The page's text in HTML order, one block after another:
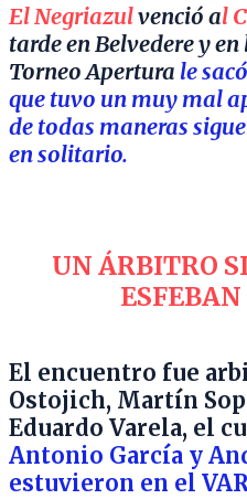
El Negriazulvenció al
tarde en Belvedere y
Torneo Apertura le
que tuvo un muy mal
de todas maneras
en solitario.
UN ÁRBITRO
El encuentro fue
Ostojich, Martín
Eduardo Varela, el
Antonio García y
estuvieron en el